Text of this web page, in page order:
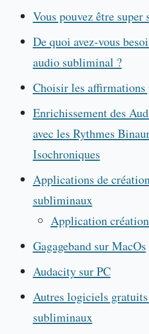
Vous pouvez être super
De quoi avez-vous
audio subliminal ?
Choisir les affirmations
Enrichissement des
avec les Rythmes
Isochroniques
Applications de
subliminaux
Application
Gagageband sur MacOs
Audacity sur PC
Autres logiciels
subliminaux